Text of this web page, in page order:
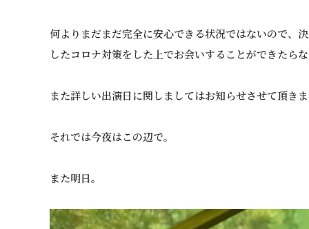
何よりまだまだ完全に安心できる状況ではないので、
したコロナ対策をした上でお会いすることができたら
また詳しい出演日に関しましてはお知らせさせて頂き
それでは今夜はこの辺で。
また明日。